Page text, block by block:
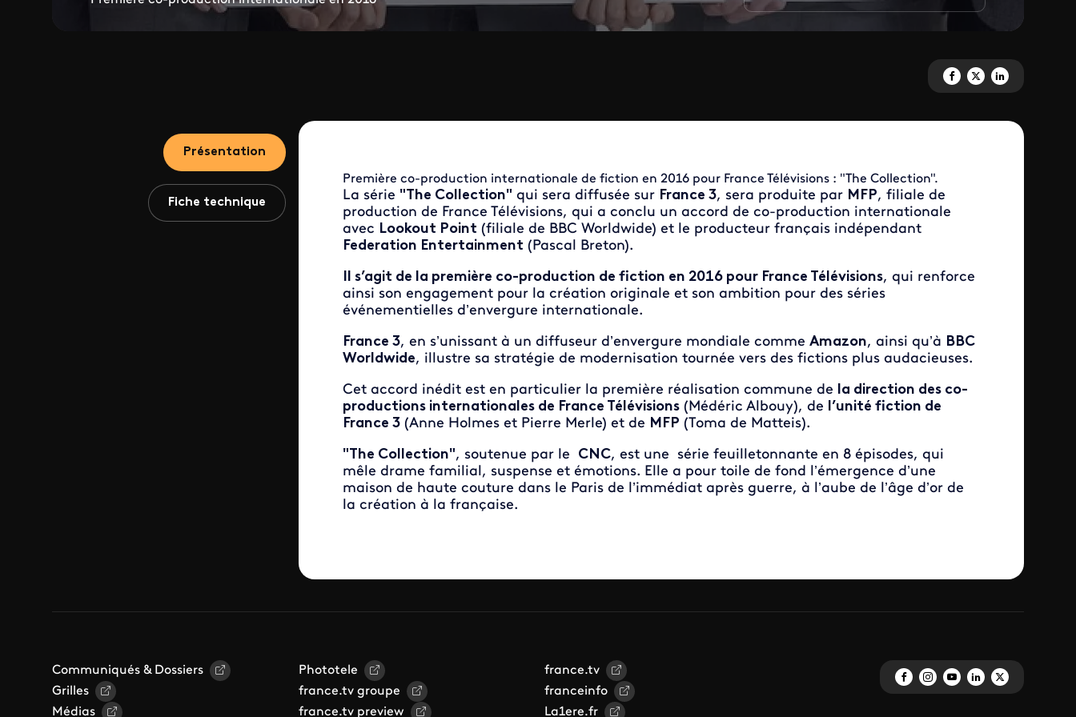
Partagez 'The Collection' sur
Partagez 'The Collection'
Partagez 'The
Présentation
Fiche technique
Première co-production internationale de fiction en 2016 pour France Télévisions : "The Collection".
La série "The Collection" qui sera diffusée sur France 3, sera produite par MFP, filiale de
production de France Télévisions, qui a conclu un accord de co-production internationale
avec Lookout Point (filiale de BBC Worldwide) et le producteur français indépendant
Federation Entertainment (Pascal Breton).
Il s’agit de la première co-production de fiction en 2016 pour France Télévisions, qui renforce
ainsi son engagement pour la création originale et son ambition pour des séries
événementielles d’envergure internationale.
France 3, en s’unissant à un diffuseur d’envergure mondiale comme Amazon, ainsi qu’à BBC
Worldwide, illustre sa stratégie de modernisation tournée vers des fictions plus audacieuses.
Cet accord inédit est en particulier la première réalisation commune de la direction des co-
productions internationales de France Télévisions(Médéric Albouy), de l’unité fiction de
France 3(Anne Holmes et Pierre Merle) et de MFP (Toma de Matteis).
"The Collection", soutenue par le CNC, est une série feuilletonnante en 8 épisodes, qui
mêle drame familial, suspense et émotions. Elle a pour toile de fond l’émergence d’une
maison de haute couture dans le Paris de l’immédiat après guerre, à l’aube de l’âge d’or de
la création à la française.
Communiqués & Dossiers
Grilles
Médias
Phototele
france.tv groupe
france.tv preview
france.tv
franceinfo
La1ere.fr